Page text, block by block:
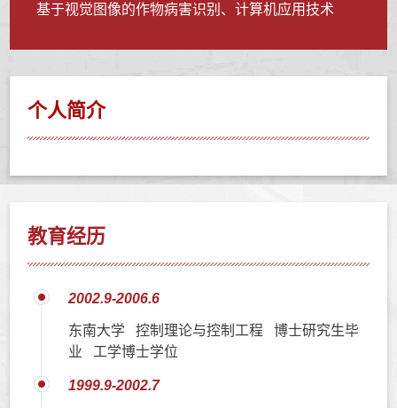
基于视觉图像的作物病害识别、计算机应用技术
个人简介
教育经历
2002.9-2006.6
东南大学 控制理论与控制工程 博士研究生毕
业 工学博士学位
1999.9-2002.7